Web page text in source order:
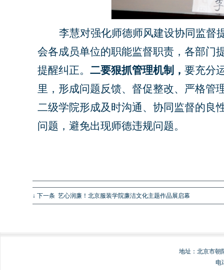
李慧对强化师德师风建设协同监督
会各成员单位的职能监督职责，各部门
提醒纠正。 二要狠抓管理机制， 要充分
里，形成问题反馈、督促整改、严格管
二级学院形成及时沟通、协同监督的良
问题，避免出现师德违规问题。
↓ 下一条 艺心润廉！北京服装学院廉洁文化主题作品展启幕
地址：北京市
电